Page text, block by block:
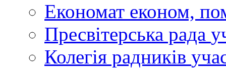
Економат економ,
Пресвітерська рада
Колегія радників